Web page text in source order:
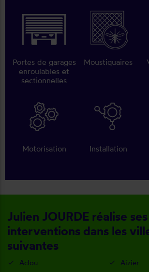
Portes de garages
enroulables et
sectionnelles
Moustiquaires
Motorisation Installation
Julien JOURDE réalise ses
interventions dans les
suivantes
Aclou
Aizier